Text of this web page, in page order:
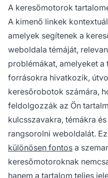
A keresőmotorok
A kimenő linkek
amelyek segítenek a
weboldala témáját,
problémákat, amelyeket a
forrásokra hivatkozik,
keresőrobotok számára,
feldolgozzák az Ön
kulcsszavakra, témákra
rangsorolni weboldalát.
különösen fontos a
keresőmotoroknak
hanem a tartalom teljes